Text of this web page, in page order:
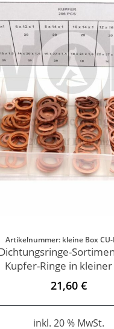
Artikelnummer: kleine Box CU-
Kupfer-Ringe in
21,60 €
inkl. 20 % MwSt.